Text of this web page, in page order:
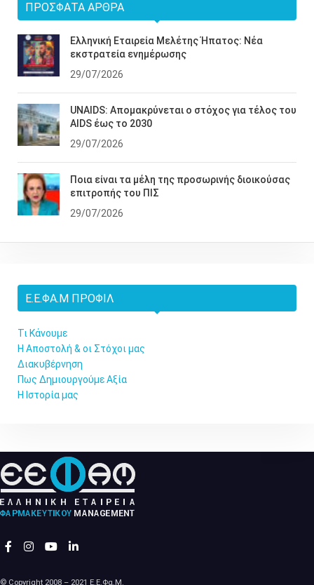
ΠΡΌΣΦΑΤΑ ΆΡΘΡΑ
Ελληνική Εταιρεία Μελέτης Ήπατος: Νέα
εκστρατεία ενημέρωσης
29/07/2026
UNAIDS: Απομακρύνεται ο στόχος για τέλος του
AIDS έως το 2030
29/07/2026
Ποια είναι τα μέλη της προσωρινής διοικούσας
επιτροπής του ΠΙΣ
29/07/2026
Ε.Ε.ΦΑ.Μ ΠΡΟΦΊΛ
Τι Κάνουμε
Η Αποστολή & οι Στόχοι μας
Διακυβέρνηση
Πως Δημιουργούμε Αξία
Η Ιστορία μας
© Copyright 2008 – 2021 Ε.Ε.Φα.Μ.